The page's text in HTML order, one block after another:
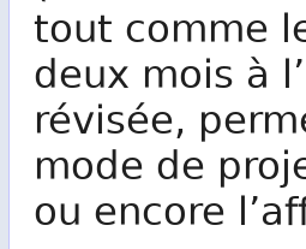
tout comme
deux mois à
révisée,
mode de
ou encore